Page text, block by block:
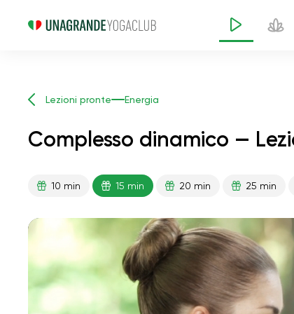
Lezioni pronte Energia
Complesso dinamico —
10 min 15 min 20 min 25 min